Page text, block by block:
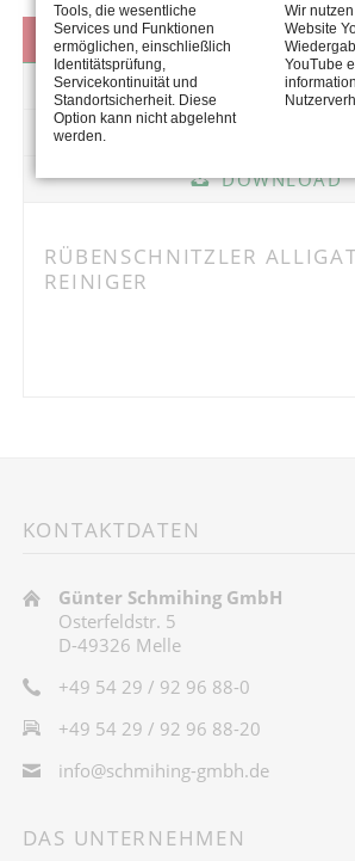
VIDEOS
GALERIE
DOWNLOAD
RÜBENSCHNITZLER
REINIGER
KONTAKTDATEN
Günter Schmihing GmbH
Osterfeldstr. 5
D-49326 Melle
+49 54 29 / 92 96 88-0
+49 54 29 / 92 96 88-20
info@schmihing-gmbh.de
DAS UNTERNEHMEN
Tools, die wesentliche
Services und Funktionen
ermöglichen, einschließlich
Identitätsprüfung,
Servicekontinuität und
Standortsicherheit. Diese
Option kann nicht abgelehnt
werden.
Wir
Website
YouTube